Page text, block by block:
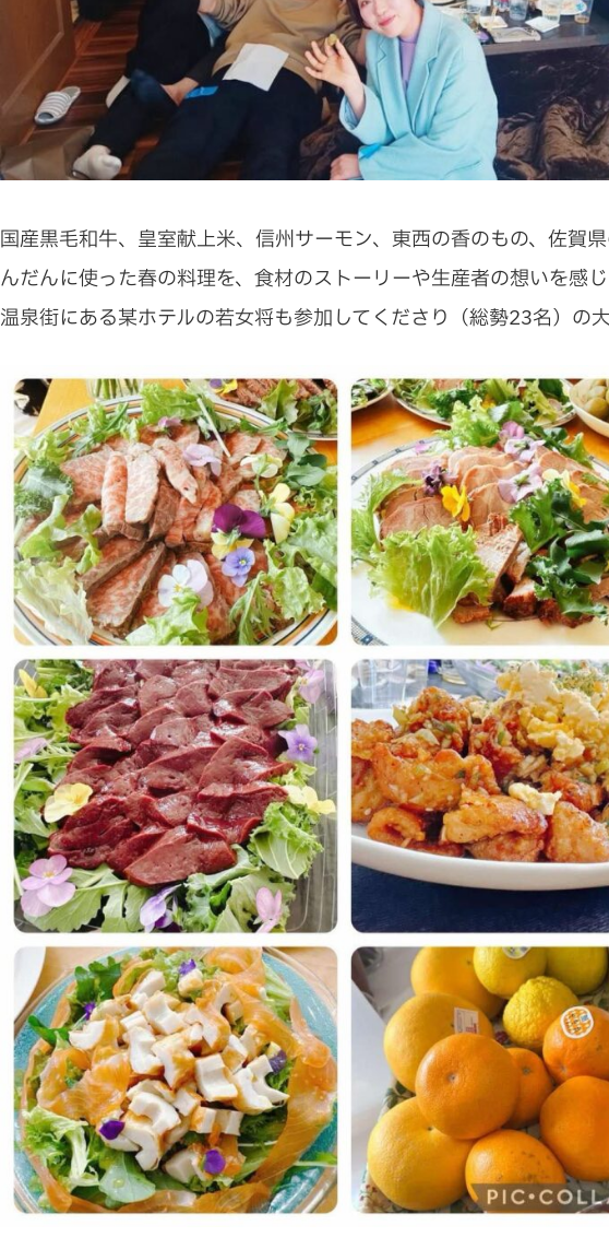
国産黒毛和牛、皇室献上米、信州サーモン、東西の香のもの、佐賀
んだんに使った春の料理を、 食材のストーリーや生産者の想いを感
温泉街にある某ホテルの若女将も参加してくださり（総勢23名）の